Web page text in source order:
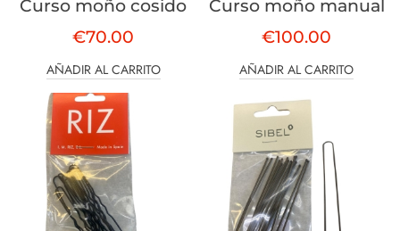
Curso moño cosido
€70.00
AÑADIR AL CARRITO
Curso moño manual
€100.00
AÑADIR AL CARRITO